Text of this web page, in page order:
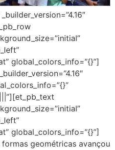
global_colors_info=”{}”]
global_colors_info=”{}”]
geométricas avançou